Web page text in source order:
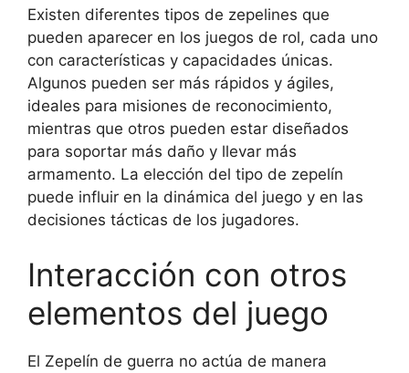
Existen diferentes tipos de zepelines que
pueden aparecer en los juegos de rol, cada uno
con características y capacidades únicas.
Algunos pueden ser más rápidos y ágiles,
ideales para misiones de reconocimiento,
mientras que otros pueden estar diseñados
para soportar más daño y llevar más
armamento. La elección del tipo de zepelín
puede influir en la dinámica del juego y en las
decisiones tácticas de los jugadores.
Interacción con otros
elementos del juego
El Zepelín de guerra no actúa de manera